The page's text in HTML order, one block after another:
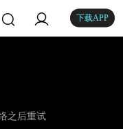
下载APP
之后重试